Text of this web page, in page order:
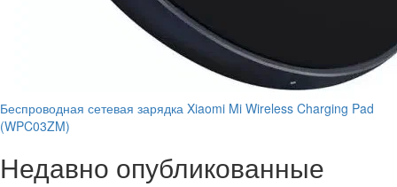
Беспроводная сетевая зарядка Xiaomi Mi Wireless Charging Pad
(WPC03ZM)
Недавно опубликованные